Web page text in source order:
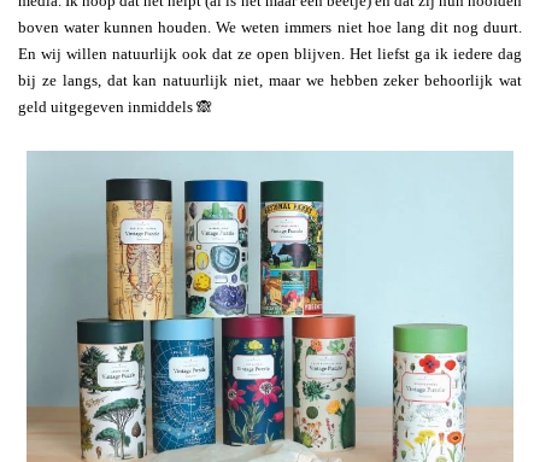
boven water kunnen houden. We weten immers niet hoe lang dit nog duurt.
En wij willen natuurlijk ook dat ze open blijven. Het liefst ga ik iedere dag
bij ze langs, dat kan natuurlijk niet, maar we hebben zeker behoorlijk wat
geld uitgegeven inmiddels 🙈